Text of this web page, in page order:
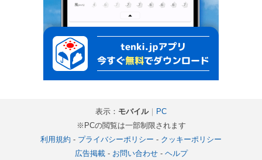
表示： モバイル｜ PC
※PCの閲覧は一部制限されます
利用規約 - プライバシーポリシー - クッキーポリシー
広告掲載- お問い合わせ- ヘルプ